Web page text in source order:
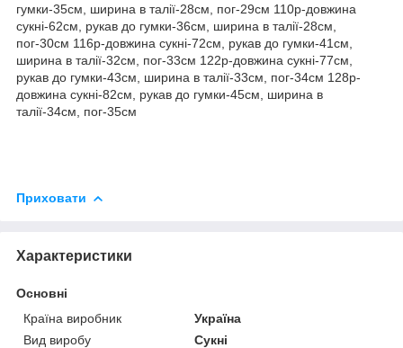
гумки-35см, ширина в талії-28см, пог-29см 110р-довжина
сукні-62см, рукав до гумки-36см, ширина в талії-28см,
пог-30см 116р-довжина сукні-72см, рукав до гумки-41см,
ширина в талії-32см, пог-33см 122р-довжина сукні-77см,
рукав до гумки-43см, ширина в талії-33см, пог-34см 128р-
довжина сукні-82см, рукав до гумки-45см, ширина в
талії-34см, пог-35см
Приховати
Характеристики
Основні
Країна виробник
Україна
Вид виробу
Сукні